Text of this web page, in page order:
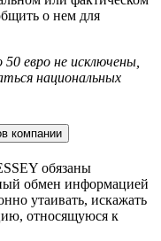
о нем для
евро не исключены,
национальных
компании
обязаны
обмен информацией
утаивать, искажать
относящуюся к